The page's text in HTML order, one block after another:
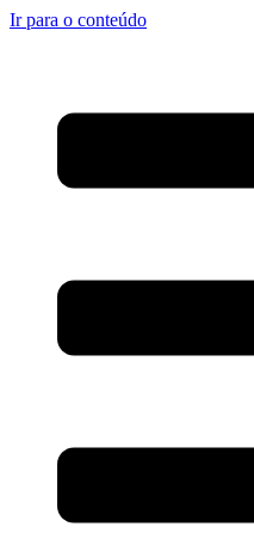
Ir para o conteúdo